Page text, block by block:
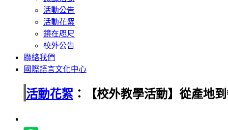
活動公告
活動花絮
鏡在咫尺
校外公告
聯絡我們
國際語言文化中心
活動花絮 ：【校外教學活動】從產地